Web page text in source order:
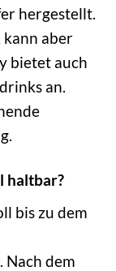
hergestellt.
aber
bietet auch
an.
haltbar?
bis zu dem
dem